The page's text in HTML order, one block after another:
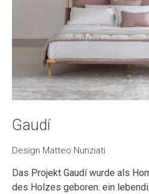
Gaudí
Design Matteo Nunziati
Das Projekt Gaudí wurde als
des Holzes geboren: ein